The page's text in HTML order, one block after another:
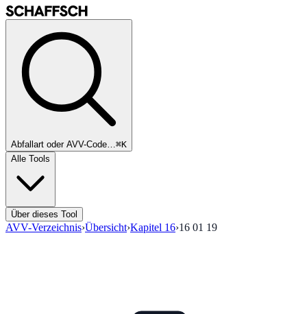
Abfallart oder AVV-Code…⌘K
Alle Tools
Über dieses Tool
AVV-Verzeichnis›Übersicht›Kapitel 16›16 01 19